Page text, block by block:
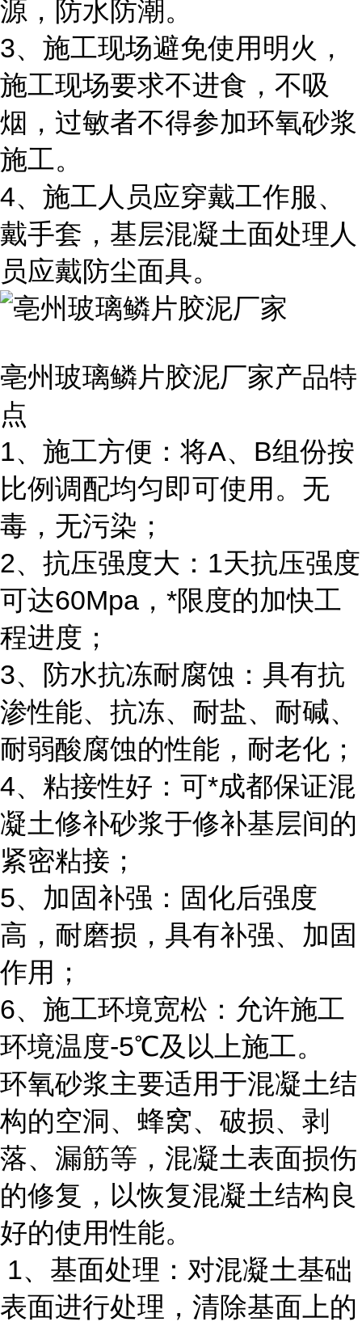
源，防水防潮。
3、施工现场避免使用明火，
施工现场要求不进食，不吸
烟，过敏者不得参加环氧砂浆
施工。
4、施工人员应穿戴工作服、
戴手套，基层混凝土面处理人
员应戴防尘面具。
亳州玻璃鳞片胶泥厂家产品特
点
1、施工方便：将A、B组份按
比例调配均匀即可使用。无
毒，无污染；
2、抗压强度大：1天抗压强度
可达60Mpa，*限度的加快工
程进度；
3、防水抗冻耐腐蚀：具有抗
渗性能、抗冻、耐盐、耐碱、
耐弱酸腐蚀的性能，耐老化；
4、粘接性好：可*成都保证混
凝土修补砂浆于修补基层间的
紧密粘接；
5、加固补强：固化后强度
高，耐磨损，具有补强、加固
作用；
6、施工环境宽松：允许施工
环境温度-5℃及以上施工。
环氧砂浆主要适用于混凝土结
构的空洞、蜂窝、破损、剥
落、漏筋等，混凝土表面损伤
的修复，以恢复混凝土结构良
好的使用性能。
1、基面处理：对混凝土基础
表面进行处理，清除基面上的